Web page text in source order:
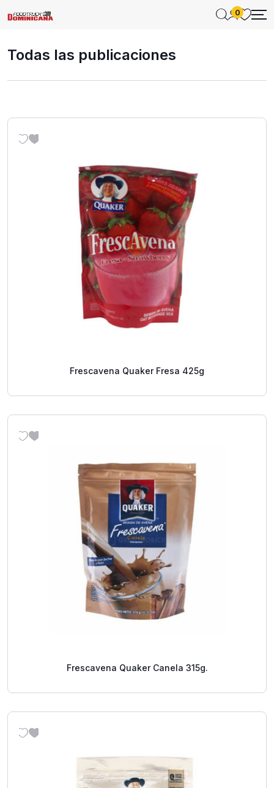
0
Todas las publicaciones
Frescavena Quaker Fresa 425g
Frescavena Quaker Canela 315g.